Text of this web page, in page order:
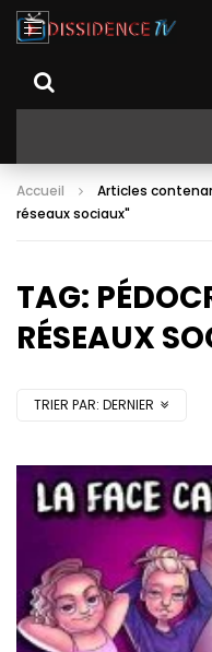
Accueil
Articles
réseaux sociaux"
TAG:
RÉSEAUX
TRIER PAR: DERNIER